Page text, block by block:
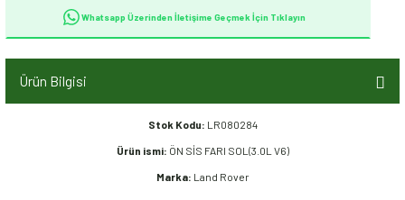
Whatsapp Üzerinden İletişime Geçmek İçin Tıklayın
Ürün Bilgisi
Stok Kodu: LR080284
Ürün ismi: ÖN SİS FARI SOL(3.0L V6)
Marka: Land Rover